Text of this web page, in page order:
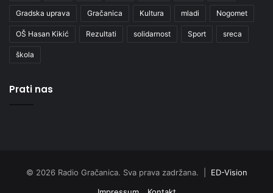
Gradska uprava Gračanica Kultura mladi Nogomet
OŠ Hasan Kikić Rezultati solidarnost Sport sreca
škola
Prati nas
© 2026 Radio Gračanica. Sva prava zadržana. | ED-Vision